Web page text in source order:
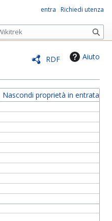
RDF Aiuto
Nascondi proprietà in entrata
entra Richiedi utenza